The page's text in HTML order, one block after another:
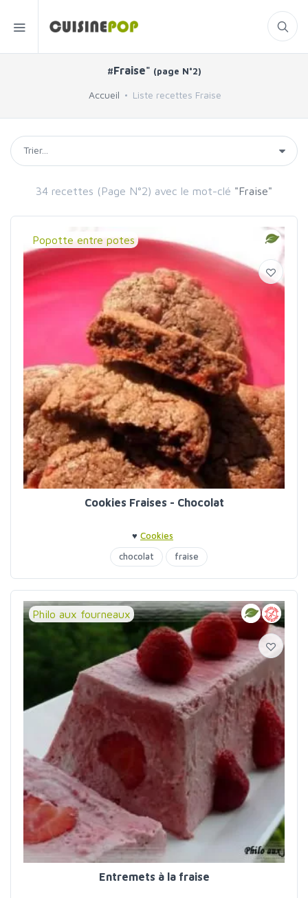
#Fraise" (page N°2)
Accueil Liste recettes Fraise
34 recettes (Page N°2) avec le mot-clé "Fraise"
Popotte entre potes
Cookies Fraises - Chocolat
♥ Cookies
chocolat
fraise
Philo aux fourneaux
Entremets à la fraise